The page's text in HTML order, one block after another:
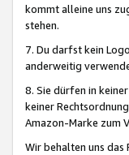
kommt alleine uns
stehen.
7. Du darfst kein
anderweitig
8. Sie dürfen in
keiner
Amazon-Marke zum
Wir behalten uns das